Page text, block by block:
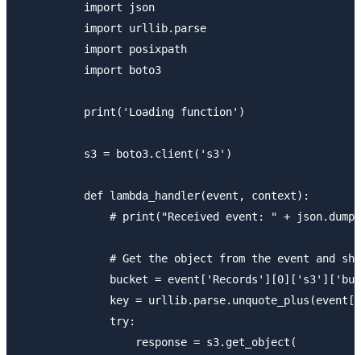
          import json
          import urllib.parse
          import posixpath
          import boto3
          print('Loading function')
          s3 = boto3.client('s3')
          def lambda_handler(event, context):
# print("Received event: " +
# Get the object from the event and
bucket =
key =
              try:
                  response = s3.get_object(